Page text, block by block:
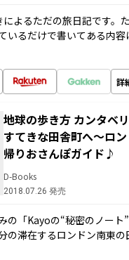
よるただの旅日記です。
いるだけで書いてある内
詳
地球の歩き方 カンタベ
すてきな田舎町へ～ロ
帰りおさんぽガイド♪
D-Books
2018.07.26 発売
の「Kayoの“秘密のノート
の滞在するロンドン南東